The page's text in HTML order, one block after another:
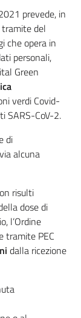
prevede, in
tramite del
che opera in
personali,
Green
verdi Covid-
SARS-CoV-2.
di
alcuna
risulti
dose di
l’Ordine
tramite PEC
dalla ricezione